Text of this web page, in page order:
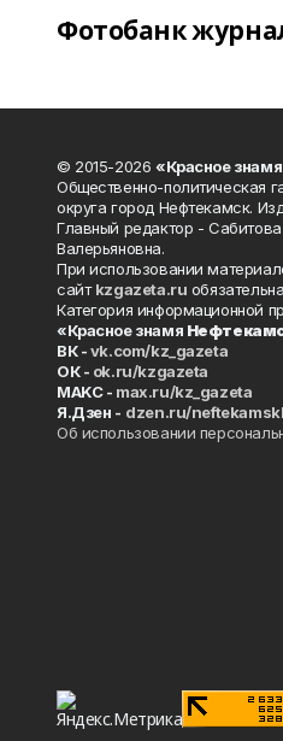
Фотобанк
© 2015-2026 «Красное
Общественно-политическая
округа город Нефтекамск.
Главный редактор -
Валерьяновна.
При использовании
сайтkzgazeta.ru
Категория информационной
«Красное знамя
ВК -vk.com/kz_gazeta
ОК - ok.ru/kzgazeta
MAKC - max.ru/kz_gazeta
Я.Дзен - dzen.ru/
Об использовании